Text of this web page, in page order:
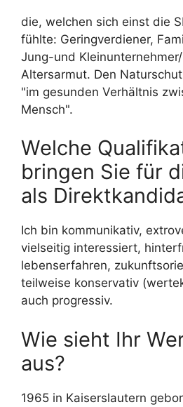
die, welchen sich einst die
fühlte: Geringverdiener,
Jung-und
Altersarmut. Den
"im gesunden Verhältnis
Mensch".
Welche
bringen Sie für
als
Ich bin kommunikativ,
vielseitig interessiert,
lebenserfahren,
teilweise konservativ
auch progressiv.
Wie sieht Ihr
aus?
1965 in Kaiserslautern